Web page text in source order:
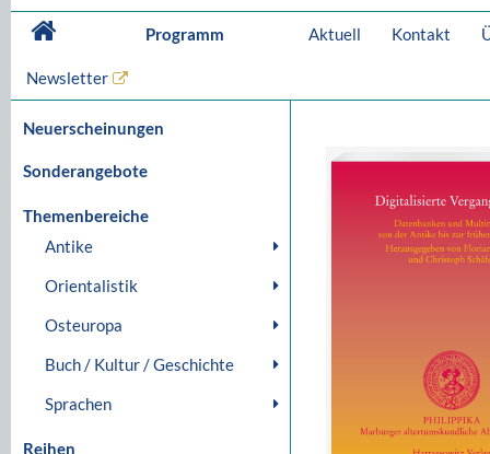
Programm Aktuell Kontakt
Newsletter
Neuerscheinungen
Sonderangebote
Themenbereiche
Antike
Orientalistik
Osteuropa
Buch / Kultur / Geschichte
Sprachen
Reihen